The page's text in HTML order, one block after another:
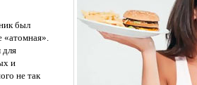
был
«атомная».
для
и
не так